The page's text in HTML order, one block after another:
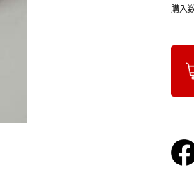
購入